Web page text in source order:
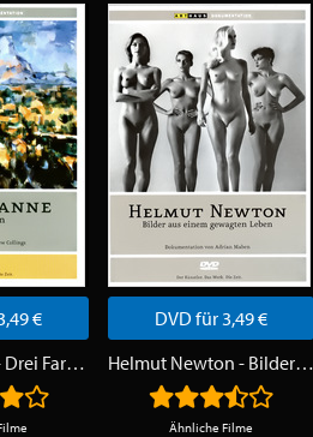
€
Paul Cézanne - Drei Farben
DVD für 3,49 €
Helmut Newton - Bilder aus einem gewagten Leben
Ähnliche Filme